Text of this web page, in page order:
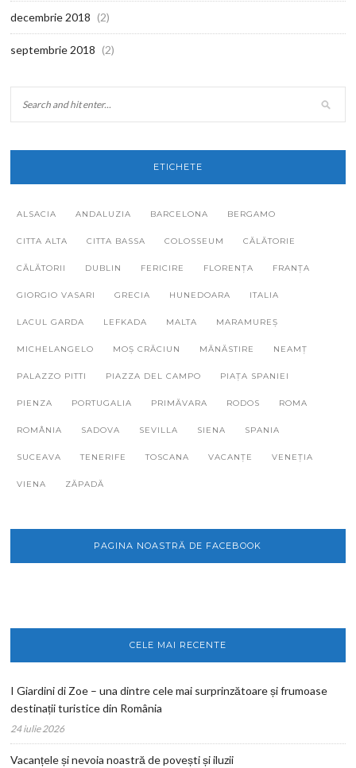
decembrie 2018 (2)
septembrie 2018 (2)
ETICHETE
ALSACIA ANDALUZIA BARCELONA BERGAMO
CITTA ALTA CITTA BASSA COLOSSEUM CĂLĂTORIE
CĂLĂTORII DUBLIN FERICIRE FLORENȚA FRANȚA
GIORGIO VASARI GRECIA HUNEDOARA ITALIA
LACUL GARDA LEFKADA MALTA MARAMUREȘ
MICHELANGELO MOȘ CRĂCIUN MĂNĂSTIRE NEAMȚ
PALAZZO PITTI PIAZZA DEL CAMPO PIAȚA SPANIEI
PIENZA PORTUGALIA PRIMĂVARA RODOS ROMA
ROMÂNIA SADOVA SEVILLA SIENA SPANIA
SUCEAVA TENERIFE TOSCANA VACANȚE VENEȚIA
VIENA ZĂPADĂ
PAGINA NOASTRĂ DE FACEBOOK
CELE MAI RECENTE
I Giardini di Zoe – una dintre cele mai surprinzătoare și frumoase
destinații turistice din România
24 iulie 2026
Vacanțele și nevoia noastră de povești și iluzii